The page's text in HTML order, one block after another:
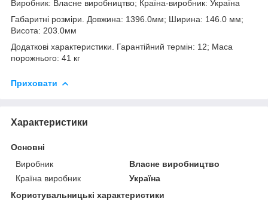
Виробник: Власне виробництво; Країна-виробник: Україна
Габаритні розміри. Довжина: 1396.0мм; Ширина: 146.0 мм;
Висота: 203.0мм
Додаткові характеристики. Гарантійний термін: 12; Маса
порожнього: 41 кг
Приховати
Характеристики
Основні
Виробник
Власне виробництво
Країна виробник
Україна
Користувальницькі характеристики